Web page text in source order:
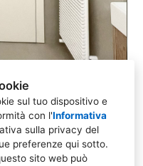
sul tuo dispositivo e
con l'Informativa
sulla privacy del
preferenze qui sotto.
sito web può
Gallarate Varese,